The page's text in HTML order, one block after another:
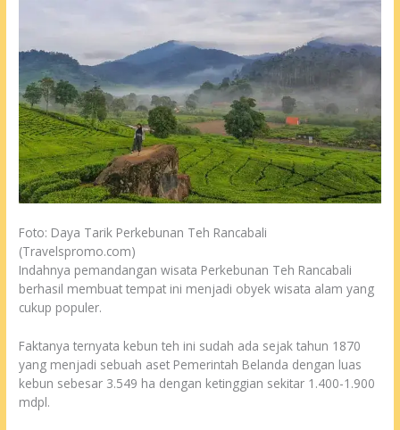
Foto: Daya Tarik Perkebunan Teh Rancabali
(Travelspromo.com)
Indahnya pemandangan wisata Perkebunan Teh Rancabali
berhasil membuat tempat ini menjadi obyek wisata alam yang
cukup populer.
Faktanya ternyata kebun teh ini sudah ada sejak tahun 1870
yang menjadi sebuah aset Pemerintah Belanda dengan luas
kebun sebesar 3.549 ha dengan ketinggian sekitar 1.400-1.900
mdpl.